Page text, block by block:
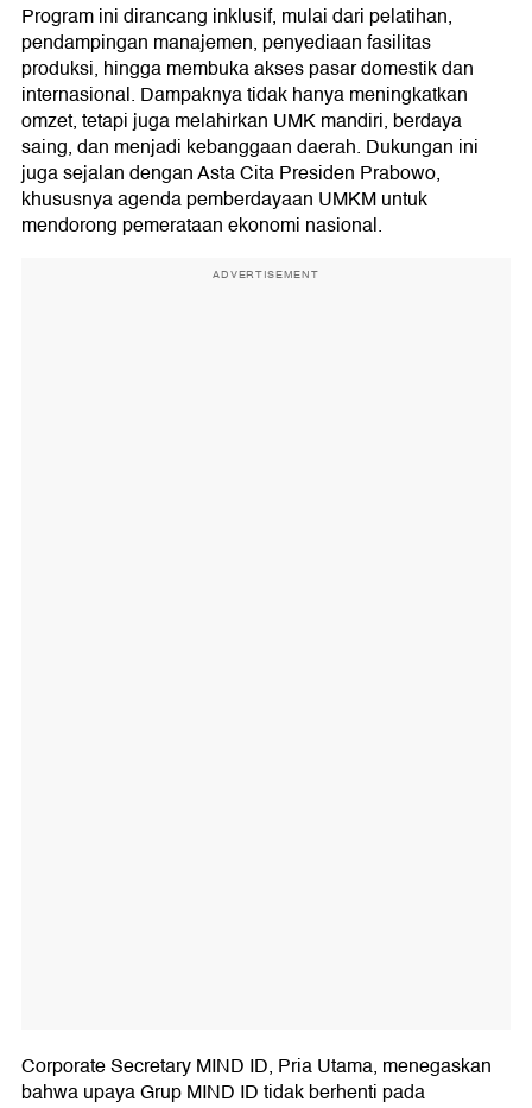
Program ini dirancang inklusif, mulai dari pelatihan,
pendampingan manajemen, penyediaan fasilitas
produksi, hingga membuka akses pasar domestik dan
internasional. Dampaknya tidak hanya meningkatkan
omzet, tetapi juga melahirkan UMK mandiri, berdaya
saing, dan menjadi kebanggaan daerah. Dukungan ini
juga sejalan dengan Asta Cita Presiden Prabowo,
khususnya agenda pemberdayaan UMKM untuk
mendorong pemerataan ekonomi nasional.
ADVERTISEMENT
Corporate Secretary MIND ID, Pria Utama, menegaskan
bahwa upaya Grup MIND ID tidak berhenti pada